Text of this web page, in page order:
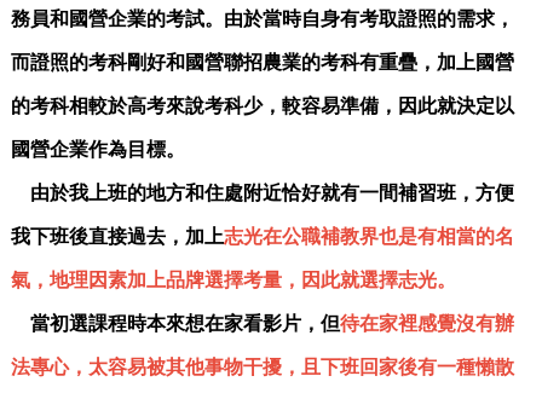
務員和國營企業的考試。由於當時自身有考取證照的需求，
而證照的考科剛好和國營聯招農業的考科有重疊，加上國營
的考科相較於高考來說考科少，較容易準備，因此就決定以
國營企業作為目標。
由於我上班的地方和住處附近恰好就有一間補習班，方便
我下班後直接過去，加上志光在公職補教界也是有相當的名
氣，地理因素加上品牌選擇考量，因此就選擇志光。
當初選課程時本來想在家看影片，但待在家裡感覺沒有辦
法專心，太容易被其他事物干擾，且下班回家後有一種懶散